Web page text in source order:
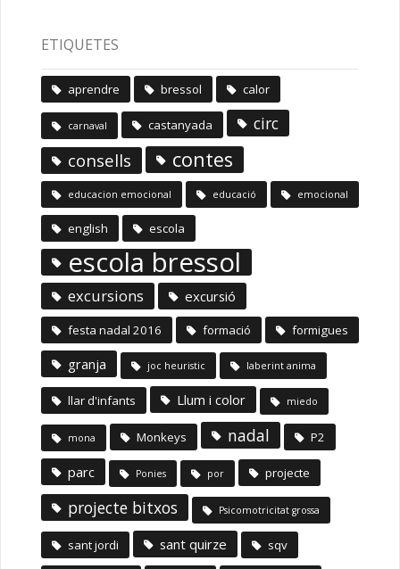
ETIQUETES
aprendre bressol calor
carnaval castanyada circ
consells contes
educacion emocional educació emocional
english escola
escola bressol
excursions excursió
festa nadal 2016 formació formigues
granja joc heuristic laberint anima
llar d'infants Llum i color miedo
mona Monkeys nadal P2
parc Ponies por projecte
projecte bitxos Psicomotricitat grossa
sant jordi sant quirze sqv